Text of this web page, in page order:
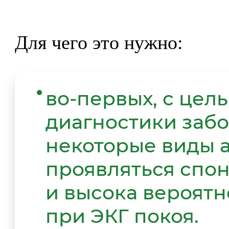
Для чего это нужно:
во-первых, с
диагностики
некоторые виды
проявляться
и высока
при ЭКГ покоя.